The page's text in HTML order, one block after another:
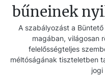
bűneinek
A szabályozást a
magában, világosan
felelősségteljes
méltóságának tiszteletben
jogi